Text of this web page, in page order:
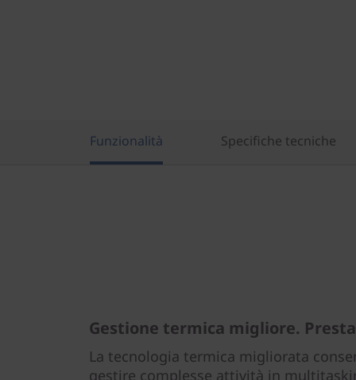
Funzionalità Specifiche tecniche
Gestione termica migliore.
La tecnologia termica migliorata
gestire complesse attività in